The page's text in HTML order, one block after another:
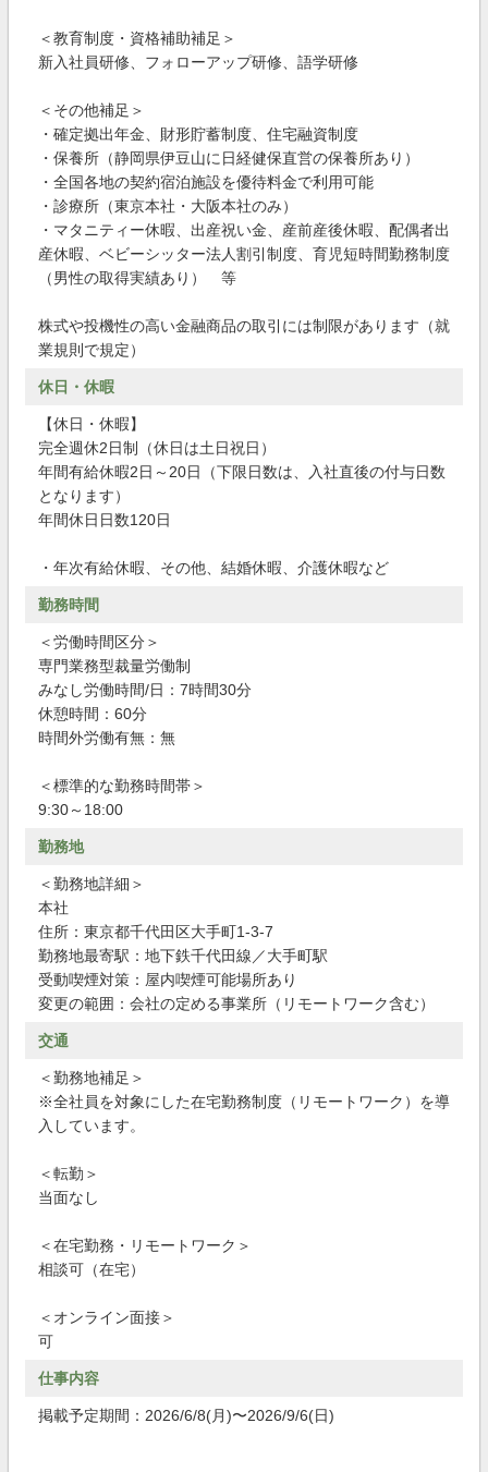
＜教育制度・資格補助補足＞
新入社員研修、フォローアップ研修、語学研修
＜その他補足＞
・確定拠出年金、財形貯蓄制度、住宅融資制度
・保養所（静岡県伊豆山に日経健保直営の保養所あり）
・全国各地の契約宿泊施設を優待料金で利用可能
・診療所（東京本社・大阪本社のみ）
・マタニティー休暇、出産祝い金、産前産後休暇、配偶者出
産休暇、ベビーシッター法人割引制度、育児短時間勤務制度
（男性の取得実績あり） 等
株式や投機性の高い金融商品の取引には制限があります（就
業規則で規定）
休日・休暇
【休日・休暇】
完全週休2日制（休日は土日祝日）
年間有給休暇2日～20日（下限日数は、入社直後の付与日数
となります）
年間休日日数120日
・年次有給休暇、その他、結婚休暇、介護休暇など
勤務時間
＜労働時間区分＞
専門業務型裁量労働制
みなし労働時間/日：7時間30分
休憩時間：60分
時間外労働有無：無
＜標準的な勤務時間帯＞
9:30～18:00
勤務地
＜勤務地詳細＞
本社
住所：東京都千代田区大手町1-3-7
勤務地最寄駅：地下鉄千代田線／大手町駅
受動喫煙対策：屋内喫煙可能場所あり
変更の範囲：会社の定める事業所（リモートワーク含む）
交通
＜勤務地補足＞
※全社員を対象にした在宅勤務制度（リモートワーク）を導
入しています。
＜転勤＞
当面なし
＜在宅勤務・リモートワーク＞
相談可（在宅）
＜オンライン面接＞
可
仕事内容
掲載予定期間：2026/6/8(月)〜2026/9/6(日)